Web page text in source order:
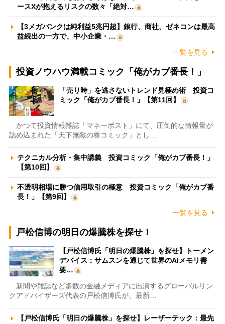
ースXが抱えるリスクの数々「絶対…
【3メガバンクは純利益5兆円超】銀行、商社、ゼネコンは最高
益続出の一方で、中小企業・…
一覧を見る
投資ノウハウ満載コミック「俺がカブ番長！」
「売り時」を逃さないトレンド見極め術 投資コ
ミック「俺がカブ番長！」【第11回】
かつて投資情報雑誌「マネーポスト」にて、圧倒的な情報量が
詰め込まれた「天下無敵の株コミック」とし…
テクニカル分析・集中講義 投資コミック「俺がカブ番長！」
【第10回】
不透明相場に勝つ信用取引の極意 投資コミック「俺がカブ番
長！」【第9回】
一覧を見る
戸松信博の明日の爆騰株を探せ！
【戸松信博氏「明日の爆騰株」を探せ】トーメン
デバイス：サムスンを通じて世界のAIメモリ需
要…
新聞や雑誌など多数の金融メディアに出演するグローバルリン
クアドバイザーズ代表の戸松信博氏が、最新…
【戸松信博氏「明日の爆騰株」を探せ】レーザーテック：最先